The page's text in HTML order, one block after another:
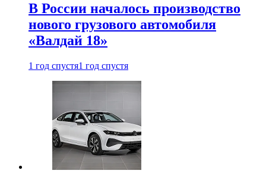
В России началось производство
нового грузового автомобиля
«Валдай 18»
1 год спустя1 год спустя